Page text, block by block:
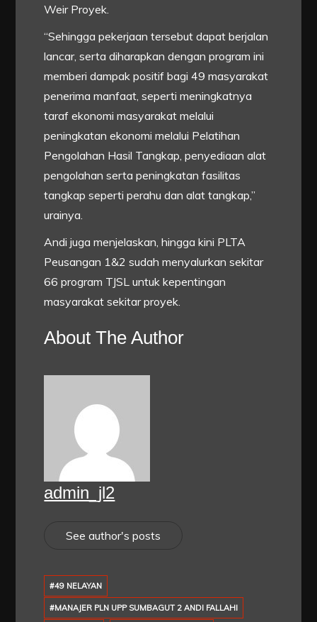
Weir Proyek.
“Sehingga pekerjaan tersebut dapat berjalan
lancar, serta diharapkan dengan program ini
memberi dampak positif bagi 49 masyarakat
penerima manfaat, seperti meningkatnya
taraf ekonomi masyarakat melalui
peningkatan ekonomi melalui Pelatihan
Pengolahan Hasil Tangkap, penyediaan alat
pengolahan serta peningkatan fasilitas
tangkap seperti perahu dan alat tangkap,”
urainya.
Andi juga menjelaskan, hingga kini PLTA
Peusangan 1&2 sudah menyalurkan sekitar
66 program TJSL untuk kepentingan
masyarakat sekitar proyek.
About The Author
admin_jl2
See author's posts
#49 NELAYAN
#MANAJER PLN UPP SUMBAGUT 2 ANDI FALLAHI